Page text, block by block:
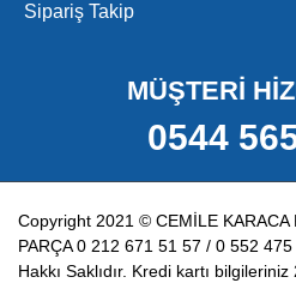
Kaliteli üretim, fren sisteminin
Kaliper Pimlerinin
Avantajlar
Kaliteli Nissan kaliper pimi
sağlar, fren sisteminde denge
parçaların daha uzun ömürlü
Sipariş Takip
MÜŞTERİ
0544
Copyright 2021 © CEMİLE KARACA
PARÇA 0 212 671 51 57 / 0 552
Hakkı Saklıdır. Kredi kartı